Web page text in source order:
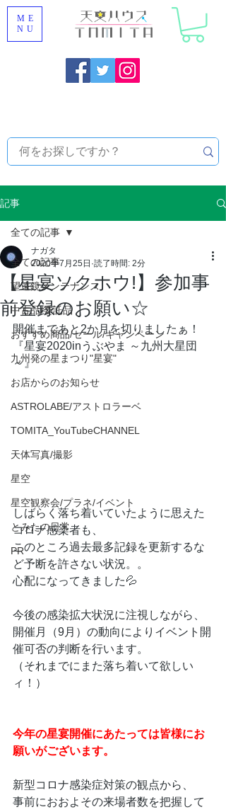
ME
NU
記事
全ての記事
望遠鏡メンテナンス
中古品/委託品
おすすめ商品/セール/キャンペーン
九州発の星まつり"星宴"
お店からのお知らせ
ASTROLABE/アストロラーベ
TOMITA_YouTubeCHANNEL
天体写真/撮影
星空
星空観察会/プラネ/イベント
とみたの日常
PR
全ての記事
【星宴ソクホウ!】参加事
前登録のお願い☆
ナガタ
2020年7月25日 読了時間: 2分
開催まであと2か月を切りましたぁ！
『星宴2020inうぶやま ～九州大星団
～』
しばらく落ち着いていたように思えた
コロナ感染者も、
このところ過去最多記録を更新するな
ど予断を許さない状況。。
心配になってきました💦
今後の感染拡大状況に注視しながら、
開催月（9月）の動向によりイベント開
催可否の判断を行います。
（それまでにまた落ち着いて欲しい
ィ！）
今年の星宴開催にあたっては皆様にお
願いがございます。
新型コロナ感染症対策の観点から、
事前におおよその来場者数を把握して